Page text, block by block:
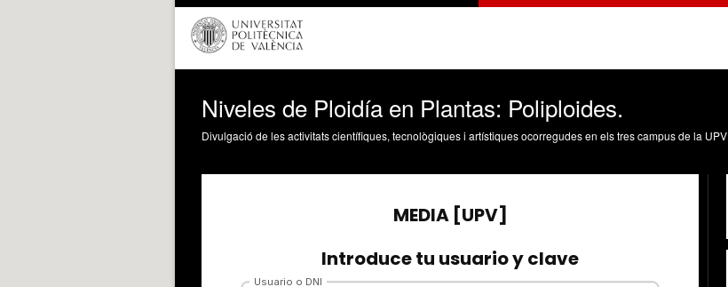
Niveles de Ploidía en Plantas: Poliploides.
Divulgació de les activitats científiques, tecnològiques i artístiques ocorregudes en els tres campus de la UPV